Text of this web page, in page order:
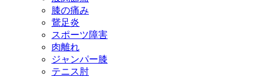
膝の痛み
鵞足炎
スポーツ障害
肉離れ
ジャンパー膝
テニス肘